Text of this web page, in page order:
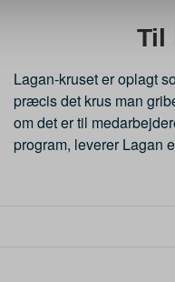
Til
Lagan-kruset er oplagt
præcis det krus man
om det er til
program, leverer Lagan